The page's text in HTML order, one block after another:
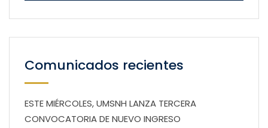
Comunicados recientes
ESTE MIÉRCOLES, UMSNH LANZA TERCERA
CONVOCATORIA DE NUEVO INGRESO